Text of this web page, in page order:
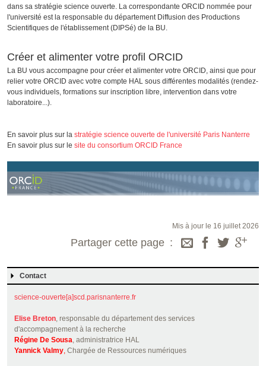
dans sa stratégie science ouverte. La correspondante ORCID nommée pour
l'université est la responsable du département Diffusion des Productions
Scientifiques de l'établissement (DIPSé) de la BU.
Créer et alimenter votre profil ORCID
La BU vous accompagne pour créer et alimenter votre ORCID, ainsi que pour
relier votre ORCID avec votre compte HAL sous différentes modalités (rendez-
vous individuels, formations sur inscription libre, intervention dans votre
laboratoire...).
En savoir plus sur la stratégie science ouverte de l'université Paris Nanterre
En savoir plus sur le site du consortium ORCID France
Mis à jour le 16 juillet 2026
Partager cette page
Contact
science-ouverte[a]scd.parisnanterre.fr
Elise Breton, responsable du département des services
d'accompagnement à la recherche
Régine De Sousa, administratrice HAL
Yannick Valmy, Chargée de Ressources numériques